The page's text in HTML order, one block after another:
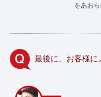
をあおら
最後に、お客様に